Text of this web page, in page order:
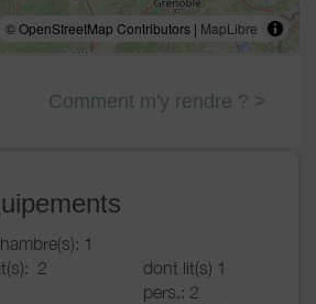
© OpenStreetMap Contributors | MapLibre
Comment m'y rendre ? >
1
2
dont lit(s) 1
pers.: 2